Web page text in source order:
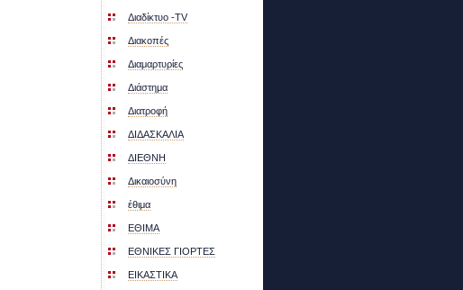
Διαδίκτυο -ΤV
Διακοπές
Διαμαρτυρίες
Διάστημα
Διατροφή
ΔΙΔΑΣΚΑΛΙΑ
ΔΙΕΘΝΗ
Δικαιοσύνη
έθιμα
ΕΘΙΜΑ
ΕΘΝΙΚΕΣ ΓΙΟΡΤΕΣ
ΕΙΚΑΣΤΙΚΑ